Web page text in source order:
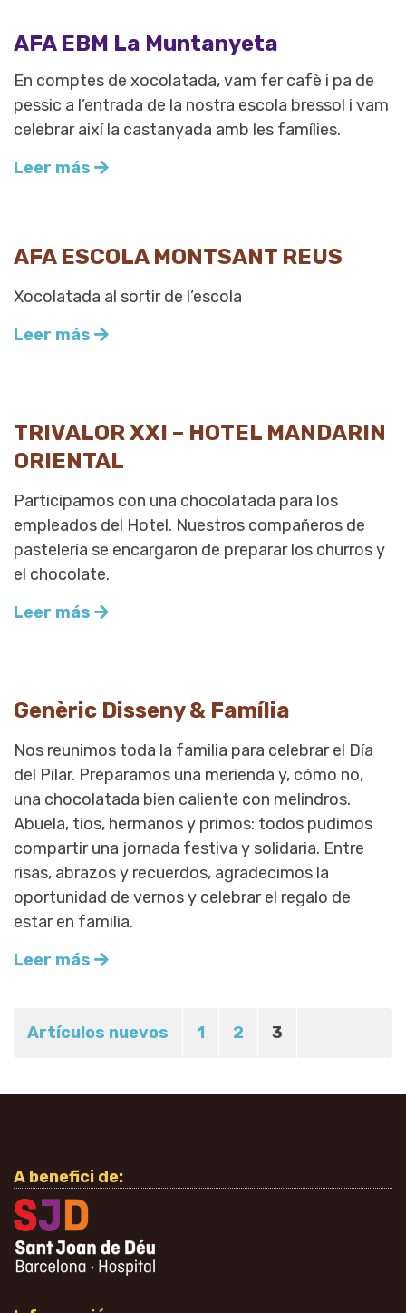
AFA EBM La Muntanyeta
En comptes de xocolatada, vam fer cafè i pa de
pessic a l’entrada de la nostra escola bressol i vam
celebrar així la castanyada amb les famílies.
Leer más
AFA ESCOLA MONTSANT REUS
Xocolatada al sortir de l’escola
Leer más
TRIVALOR XXI – HOTEL MANDARIN
ORIENTAL
Participamos con una chocolatada para los
empleados del Hotel. Nuestros compañeros de
pastelería se encargaron de preparar los churros y
el chocolate.
Leer más
Genèric Disseny & Família
Nos reunimos toda la familia para celebrar el Día
del Pilar. Preparamos una merienda y, cómo no,
una chocolatada bien caliente con melindros.
Abuela, tíos, hermanos y primos: todos pudimos
compartir una jornada festiva y solidaria. Entre
risas, abrazos y recuerdos, agradecimos la
oportunidad de vernos y celebrar el regalo de
estar en familia.
Leer más
Artículos nuevos 1 2 3
A benefici de: